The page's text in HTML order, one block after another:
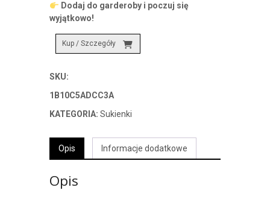
Dodaj do garderoby i poczuj się
wyjątkowo!
Kup / Szczegóły
SKU:
1B10C5ADCC3A
KATEGORIA: Sukienki
Opis Informacje dodatkowe
Opis